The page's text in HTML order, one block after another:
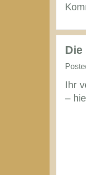
Ihr
–